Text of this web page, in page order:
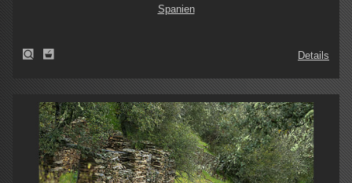
Spanien
Details